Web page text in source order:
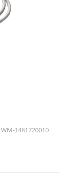
WM-1481720010